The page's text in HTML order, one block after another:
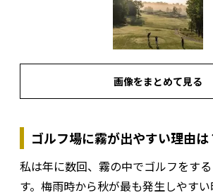
画像をまとめて見る
ゴルフ場に霧が出やすい理由は
私は年に数回、霧の中でゴルフをす
す。梅雨時から秋が最も発生しやすい